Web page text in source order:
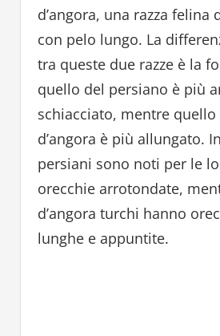
d’angora, una razza felina
con pelo lungo. La
tra queste due razze è la
quello del persiano è più
schiacciato, mentre
d’angora è più allungato.
persiani sono noti per le
orecchie arrotondate,
d’angora turchi hanno
lunghe e appuntite.